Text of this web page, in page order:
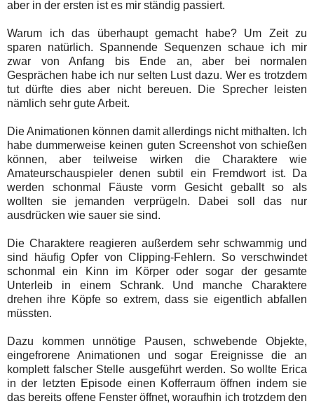
aber in der ersten ist es mir ständig passiert.
Warum ich das überhaupt gemacht habe? Um Zeit zu
sparen natürlich. Spannende Sequenzen schaue ich mir
zwar von Anfang bis Ende an, aber bei normalen
Gesprächen habe ich nur selten Lust dazu. Wer es trotzdem
tut dürfte dies aber nicht bereuen. Die Sprecher leisten
nämlich sehr gute Arbeit.
Die Animationen können damit allerdings nicht mithalten. Ich
habe dummerweise keinen guten Screenshot von schießen
können, aber teilweise wirken die Charaktere wie
Amateurschauspieler denen subtil ein Fremdwort ist. Da
werden schonmal Fäuste vorm Gesicht geballt so als
wollten sie jemanden verprügeln. Dabei soll das nur
ausdrücken wie sauer sie sind.
Die Charaktere reagieren außerdem sehr schwammig und
sind häufig Opfer von Clipping-Fehlern. So verschwindet
schonmal ein Kinn im Körper oder sogar der gesamte
Unterleib in einem Schrank. Und manche Charaktere
drehen ihre Köpfe so extrem, dass sie eigentlich abfallen
müssten.
Dazu kommen unnötige Pausen, schwebende Objekte,
eingefrorene Animationen und sogar Ereignisse die an
komplett falscher Stelle ausgeführt werden. So wollte Erica
in der letzten Episode einen Kofferraum öffnen indem sie
das bereits offene Fenster öffnet, woraufhin ich trotzdem den